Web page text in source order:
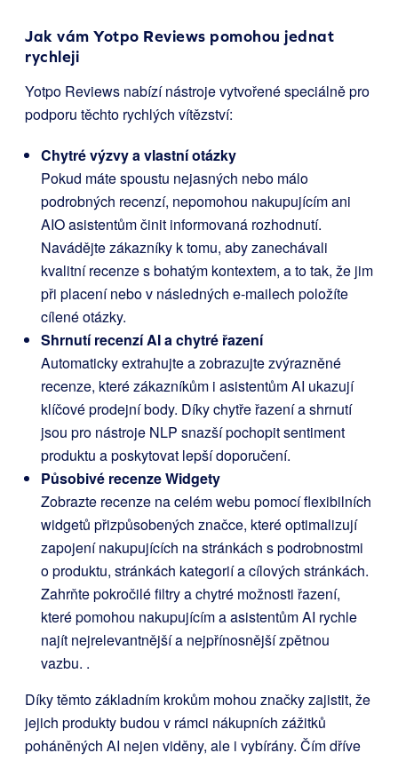
Jak vám Yotpo Reviews pomohou jednat
rychleji
Yotpo Reviews nabízí nástroje vytvořené speciálně pro
podporu těchto rychlých vítězství:
Chytré výzvy a vlastní otázky
Pokud máte spoustu nejasných nebo málo
podrobných recenzí, nepomohou nakupujícím ani
AIO asistentům činit informovaná rozhodnutí.
Navádějte zákazníky k tomu, aby zanechávali
kvalitní recenze s bohatým kontextem, a to tak, že jim
při placení nebo v následných e-mailech položíte
cílené otázky.
Shrnutí recenzí AI a chytré řazení
Automaticky extrahujte a zobrazujte zvýrazněné
recenze, které zákazníkům i asistentům AI ukazují
klíčové prodejní body. Díky chytře řazení a shrnutí
jsou pro nástroje NLP snazší pochopit sentiment
produktu a poskytovat lepší doporučení.
Působivé recenze Widgety
Zobrazte recenze na celém webu pomocí flexibilních
widgetů přizpůsobených značce, které optimalizují
zapojení nakupujících na stránkách s podrobnostmi
o produktu, stránkách kategorií a cílových stránkách.
Zahrňte pokročilé filtry a chytré možnosti řazení,
které pomohou nakupujícím a asistentům AI rychle
najít nejrelevantnější a nejpřínosnější zpětnou
vazbu. .
Díky těmto základním krokům mohou značky zajistit, že
jejich produkty budou v rámci nákupních zážitků
poháněných AI nejen viděny, ale i vybírány. Čím dříve